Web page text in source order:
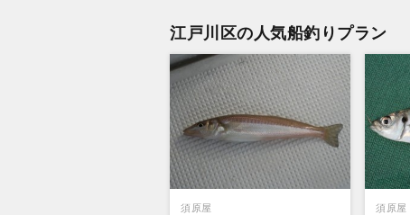
江戸川区の人気船釣りプラン
須原屋 須原屋